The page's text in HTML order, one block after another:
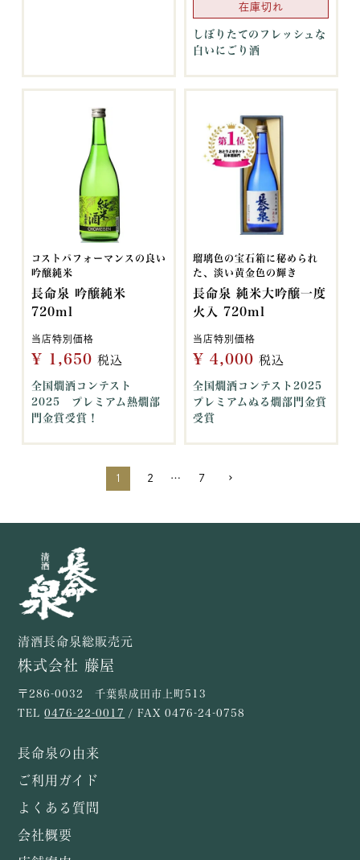
1 2 … 7
在庫切れ
しぼりたてのフレッシュな
白いにごり酒
コストパフォーマンスの良い
吟醸純米
長命泉 吟醸純米
720ml
当店特別価格
¥ 1,650 税込
全国燗酒コンテスト
2025 プレミアム熱燗部
門金賞受賞！
瑠璃色の宝石箱に秘められ
た、淡い黄金色の輝き
長命泉 純米大吟醸一度
火入 720ml
当店特別価格
¥ 4,000 税込
全国燗酒コンテスト2025
プレミアムぬる燗部門金賞
受賞
清酒長命泉総販売元
株式会社 藤屋
〒286-0032 千葉県成田市上町513
TEL0476-22-0017 / FAX 0476-24-0758
長命泉の由来
ご利用ガイド
よくある質問
会社概要